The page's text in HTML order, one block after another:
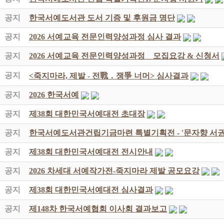
공지 한국서예도서관 도서 기증 및 후원금 명단
공지 2026 서예교육 전문인력양성과정 심사 결과
공지 2026 서예교육 전문인력양성과정 _ 모집요강 & 신청서
공지 <죽지마라, 제발 - 전戰 ․ 쟁爭 너머> 심사결과
공지 2026 한국서예
공지 제38회 대한민국서예대전 초대장
공지 한국서예도서관건립기금마련 특별기획전 - '문자향 서
공지 제38회 대한민국서예대전 전시안내
공지 2026 차세대 서예작가전-죽지마라 제발 공모요강
공지 제38회 대한민국서예대전 심사결과
공지 제148차 한국서예협회 이사회 결과보고